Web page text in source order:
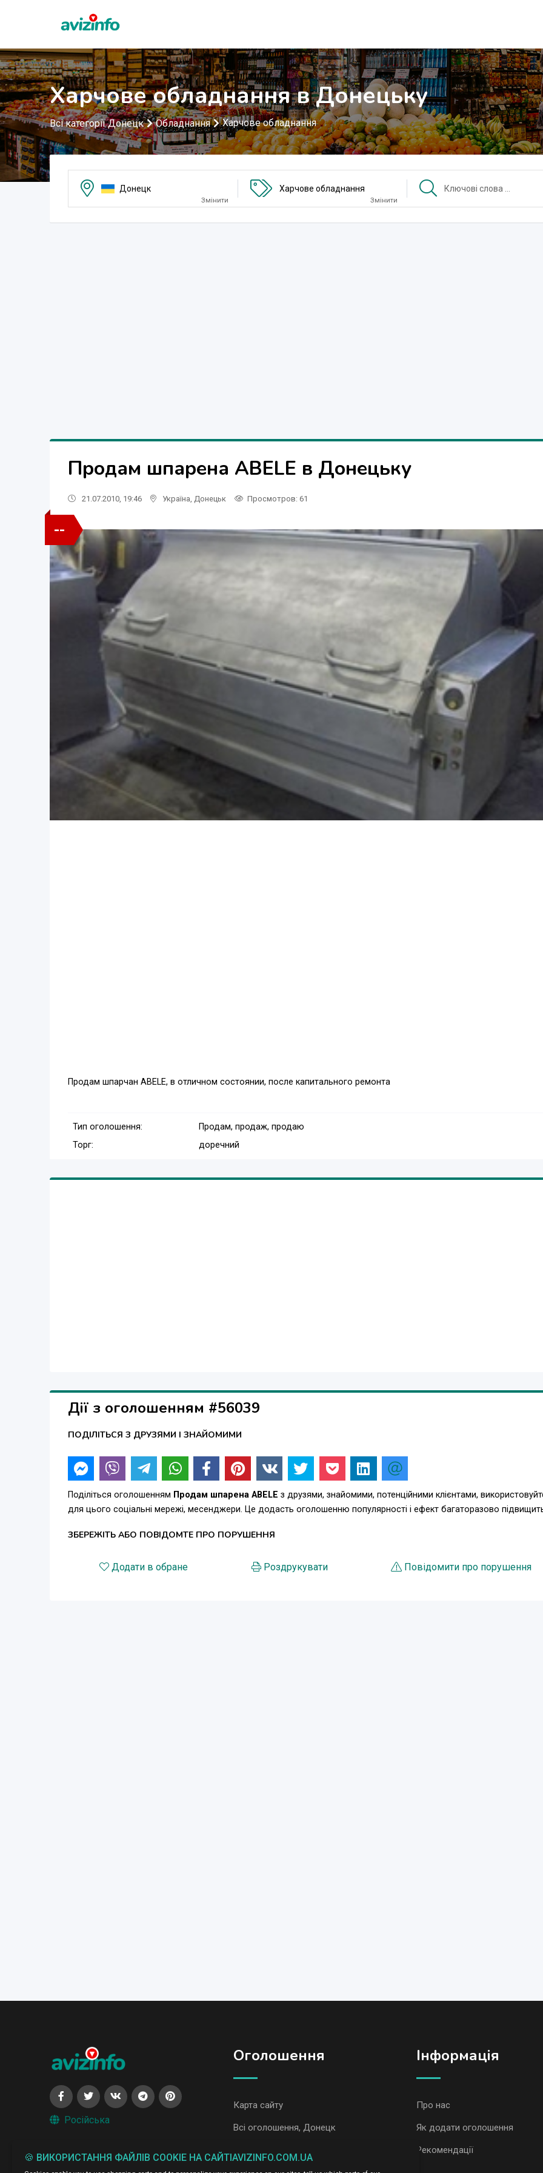
Харчове обладнання в Донецьку
Всі категорії Донецк Обладнання Харчове обладнання
Донецк
Змінити
Харчове обладнання
Змінити
Продам шпарена ABELE в Донецьку
21.07.2010, 19:46 Україна Донецьк Просмотров: 61
--
Продам шпарчан ABELE, в отличном состоянии, после капитального ремонта
Тип оголошення:
Продам, продаж, продаю
Торг:
доречний
Дії з оголошенням #56039
ПОДІЛІТЬСЯ З ДРУЗЯМИ І ЗНАЙОМИМИ
Поділіться оголошенням Продам шпарена ABELE з друзями, знайомими, потенційними клієнтами,
для цього соціальні мережі, месенджери. Це додасть оголошенню популярності і ефект багаторазово
ЗБЕРЕЖІТЬ АБО ПОВІДОМТЕ ПРО ПОРУШЕННЯ
Додати в обране Роздрукувати Повідомити про порушення
Російська
Оголошення
Карта сайту
Всі оголошення, Донецк
Iнформація
Про нас
Як додати оголошення
Рекомендації
🍪 ВИКОРИСТАННЯ ФАЙЛІВ COOKIE НА САЙТІAVIZINFO.COM.UA